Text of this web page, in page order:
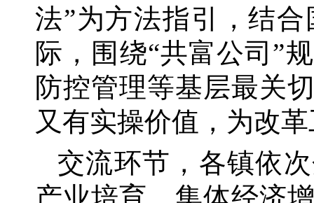
法”为方法指引，结
际，围绕“共富公司”
防控管理等基层最关
又有实操价值，为改
交流环节，各镇依